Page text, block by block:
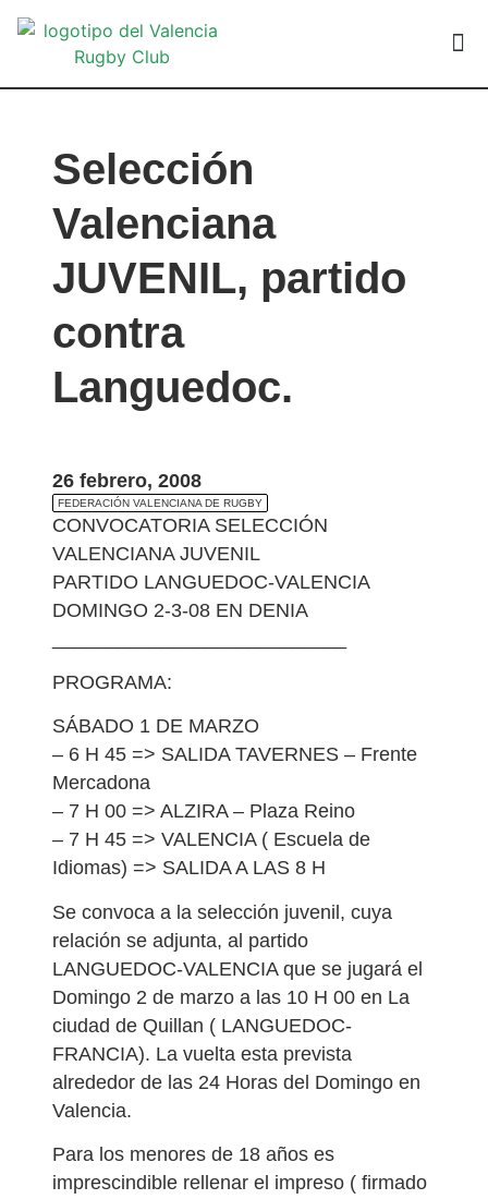
Selección
Valenciana
JUVENIL, partido
contra
Languedoc.
26 febrero, 2008
FEDERACIÓN VALENCIANA DE RUGBY
CONVOCATORIA SELECCIÓN
VALENCIANA JUVENIL
PARTIDO LANGUEDOC-VALENCIA
DOMINGO 2-3-08 EN DENIA
PROGRAMA:
SÁBADO 1 DE MARZO
– 6 H 45 => SALIDA TAVERNES – Frente
Mercadona
– 7 H 00 => ALZIRA – Plaza Reino
– 7 H 45 => VALENCIA ( Escuela de
Idiomas) => SALIDA A LAS 8 H
Se convoca a la selección juvenil, cuya
relación se adjunta, al partido
LANGUEDOC-VALENCIA que se jugará el
Domingo 2 de marzo a las 10 H 00 en La
ciudad de Quillan ( LANGUEDOC-
FRANCIA). La vuelta esta prevista
alrededor de las 24 Horas del Domingo en
Valencia.
Para los menores de 18 años es
imprescindible rellenar el impreso ( firmado